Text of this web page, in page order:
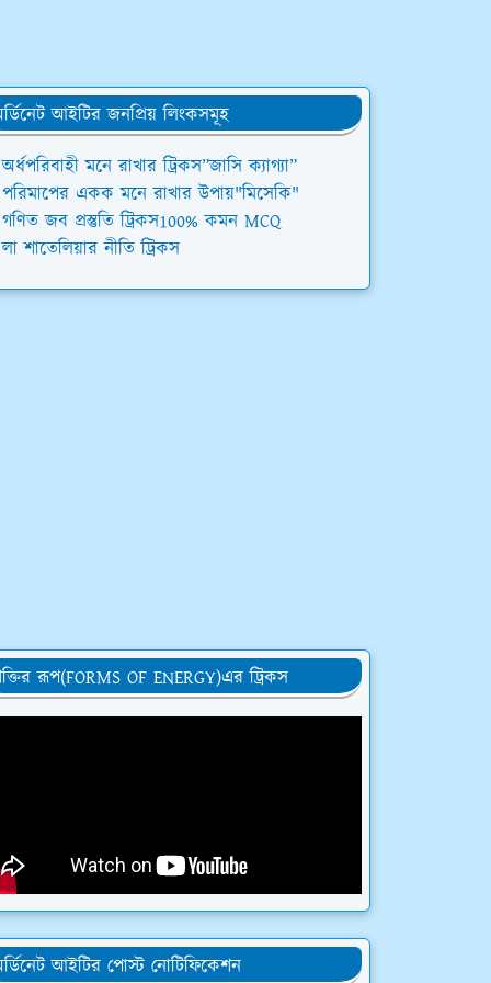
আইটির জনপ্রিয় লিংকসমূহ
অর্ধপরিবাহী মনে রাখার ট্রিকস”জাসি ক্যাগ্যা”
পরিমাপের একক মনে রাখার উপায়"মিসেকি"
গণিত জব প্রস্তুতি ট্রিকস100% কমন MCQ
লা শাতেলিয়ার নীতি ট্রিকস
রূপ(FORMS OF ENERGY)এর ট্রিকস
আইটির পোস্ট নোটিফিকেশন